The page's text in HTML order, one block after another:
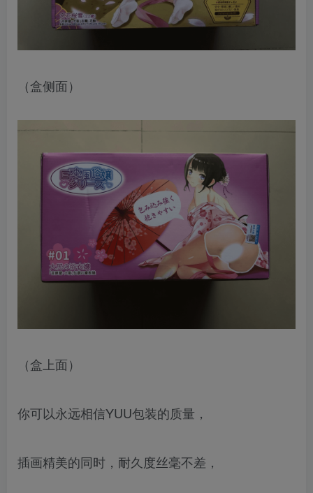
（盒侧面）
（盒上面）
你可以永远相信YUU包装的质量，
插画精美的同时，耐久度丝毫不差，